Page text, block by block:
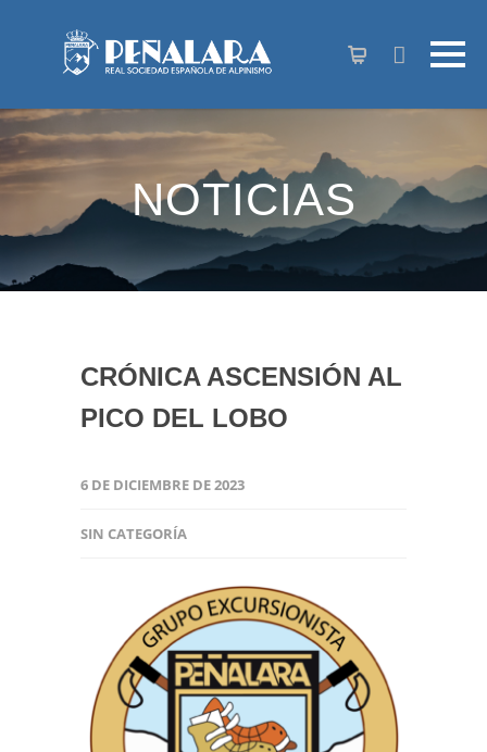
NOTICIAS
CRÓNICA ASCENSIÓN AL
PICO DEL LOBO
6 DE DICIEMBRE DE 2023
SIN CATEGORÍA